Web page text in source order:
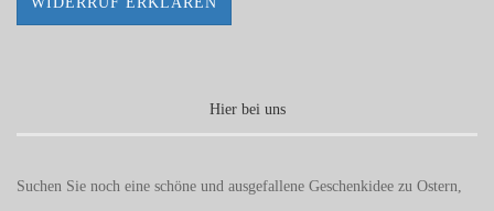
Hier bei uns
Suchen Sie noch eine schöne und ausgefallene Geschenkidee zu Ostern,